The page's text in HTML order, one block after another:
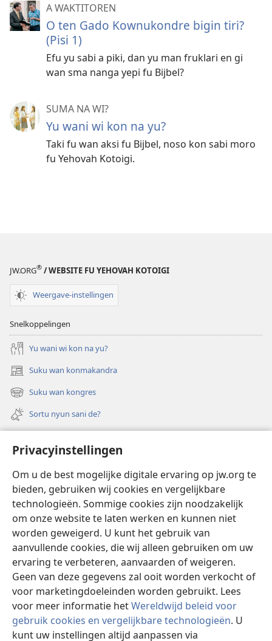
Privacyinstellingen
Om u de best mogelijke digitale ervaring op jw.org te
bieden, gebruiken wij cookies en vergelijkbare
technologieën. Sommige cookies zijn noodzakelijk
om onze website te laten werken en kunnen niet
worden geweigerd. U kunt het gebruik van
aanvullende cookies, die wij alleen gebruiken om uw
ervaring te verbeteren, aanvaarden of weigeren.
Geen van deze gegevens zal ooit worden verkocht of
voor marketingdoeleinden worden gebruikt. Lees
voor meer informatie hetWereldwijd beleid voor
gebruik cookies en vergelijkbare technologieën. U
kunt uw instellingen altijd aanpassen via
A WAKTITOREN
O ten Gado Kownukondre bigin tiri?
(Pisi 1)
Efu yu sabi a piki, dan yu man fruklari en gi
wan sma nanga yepi fu Bijbel?
SUMA NA WI?
Yu wani wi kon na yu?
Taki fu wan aksi fu Bijbel, noso kon sabi moro
fu Yehovah Kotoigi.
JW.ORG® / WEBSITE FU YEHOVAH KOTOIGI
Weergave-instellingen
Snelkoppelingen
Yu wani wi kon na yu?
Suku wan konmakandra
(opent
nieuw
venster)
Suku wan kongres
(opent
nieuw
venster)
Sortu nyun sani de?
Video’s met audiodescriptie
Suku
Bijdrage
(opent
venster)Waktitoren LIBRARY TAPU INTERNET™
(opent
nieuw
venster)JW Hub ®
(opent
nieuw
Copyright© 2026 Watch Tower Bible and Tract Society of Pennsylvania.